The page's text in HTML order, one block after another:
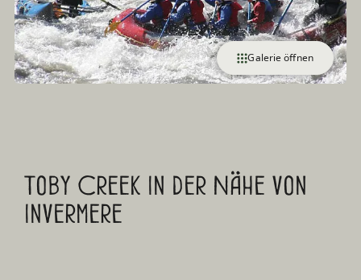
Galerie öffnen
Toby Creek in der Nähe von
Invermere